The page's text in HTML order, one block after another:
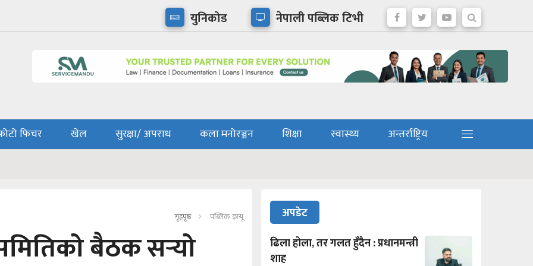
युनिकोड नेपाली पब्लिक टिभी
फिचर खेल सुरक्षा/ अपराध कला मनोरञ्जन शिक्षा स्वास्थ्य
अन्तर्राष्ट्रिय
गृहपृष्ठ पब्लिक इस्यू
बैठक सर्‍यो
अपडेट
ढिला होला, तर गलत हुँदैन : प्रधानमन्त्री
शाह